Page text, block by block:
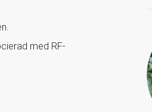
med RF-